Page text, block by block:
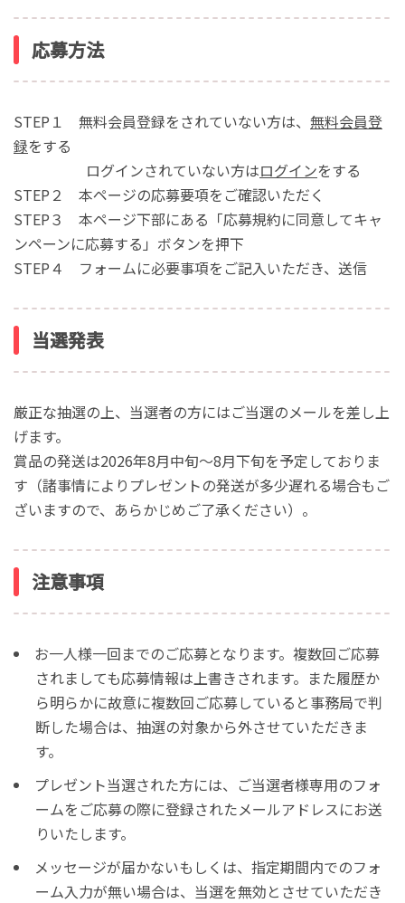
応募方法
STEP１ 無料会員登録をされていない方は、 無料会員登
録をする
ログインされていない方はログインをする
STEP２ 本ページの応募要項をご確認いただく
STEP３ 本ページ下部にある「応募規約に同意してキャ
ンペーンに応募する」ボタンを押下
STEP４ フォームに必要事項をご記入いただき、送信
当選発表
厳正な抽選の上、当選者の方にはご当選のメールを差し上
げます。
賞品の発送は2026年8月中旬〜8月下旬を予定しておりま
す（諸事情によりプレゼントの発送が多少遅れる場合もご
ざいますので、あらかじめご了承ください）。
注意事項
お一人様一回までのご応募となります。 複数回ご応募
されましても応募情報は上書きされます。 また履歴か
ら明らかに故意に複数回ご応募していると事務局で判
断した場合は、抽選の対象から外させていただきま
す。
プレゼント当選された方には、ご当選者様専用のフォ
ームをご応募の際に登録されたメールアドレスにお送
りいたします。
メッセージが届かないもしくは、指定期間内でのフォ
ーム入力が無い場合は、当選を無効とさせていただき